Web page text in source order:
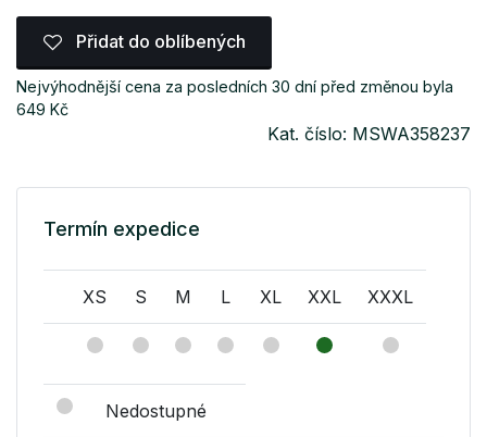
Přidat do oblíbených
Nejvýhodnější cena za posledních 30 dní před změnou byla
649 Kč
Kat. číslo: MSWA358237
Termín expedice
XS S M L XL XXL XXXL
Nedostupné